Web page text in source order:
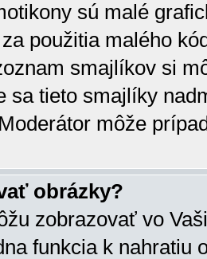
sú malé
použitia malého
smajlíkov si
sa tieto smajlíky
môže
obrázky?
zobrazovať vo
funkcia k nahratiu